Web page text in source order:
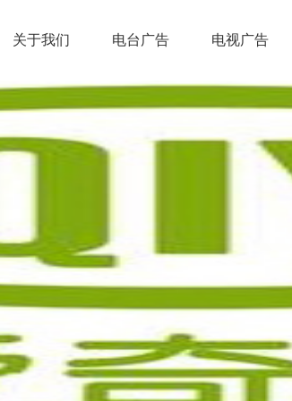
关于我们 电台广告 电视广告